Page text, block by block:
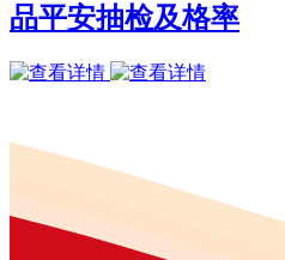
品平安抽检及格率